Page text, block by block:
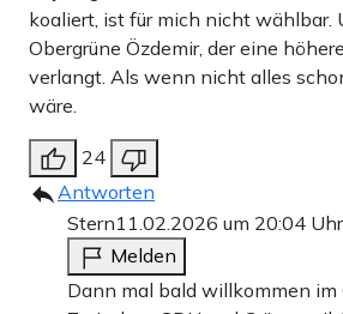
koaliert, ist für mich nicht wählbar.
Obergrüne Özdemir, der eine
verlangt. Als wenn nicht alles
wäre.
24
Antworten
Stern11.02.2026 um 20:04 Uhr
Melden
Dann mal bald willkommen im